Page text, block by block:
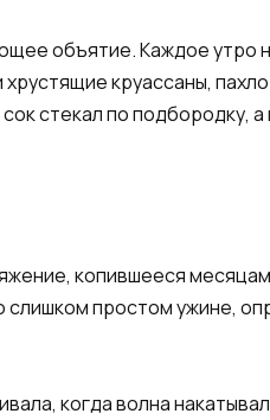
объятие. Каждое утро
круассаны,
стекал по подбородку,
копившееся
простом ужине,
когда волна